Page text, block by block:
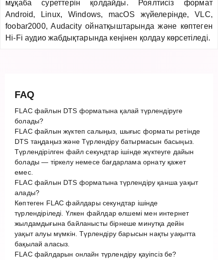
мұқаба суреттерін қолдайды. Роялтисіз формат
Android, Linux, Windows, macOS жүйелерінде, VLC,
foobar2000, Audacity ойнатқыштарында және көптеген
Hi-Fi аудио жабдықтарында кеңінен қолдау көрсетіледі.
FAQ
FLAC файлын DTS форматына қалай түрлендіруге
болады?
FLAC файлын жүктеп салыңыз, шығыс форматы ретінде
DTS таңдаңыз және Түрлендіру батырмасын басыңыз.
Түрлендірілген файл секундтар ішінде жүктеуге дайын
болады — тіркелу немесе бағдарлама орнату қажет
емес.
FLAC файлын DTS форматына түрлендіру қанша уақыт
алады?
Көптеген FLAC файлдары секундтар ішінде
түрлендіріледі. Үлкен файлдар өлшемі мен интернет
жылдамдығына байланысты бірнеше минутқа дейін
уақыт алуы мүмкін. Түрлендіру барысын нақты уақытта
бақылай аласыз.
FLAC файлдарын онлайн түрлендіру қауіпсіз бе?